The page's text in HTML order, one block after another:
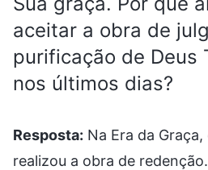
aceitar a obra de
purificação de Deus
nos últimos dias?
Resposta: Na Era da
realizou a obra de